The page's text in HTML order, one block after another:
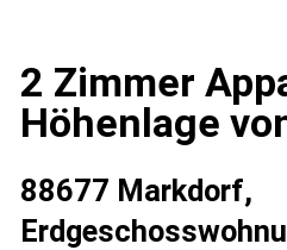
2 Zimmer
Höhenlage
88677 Markdorf,